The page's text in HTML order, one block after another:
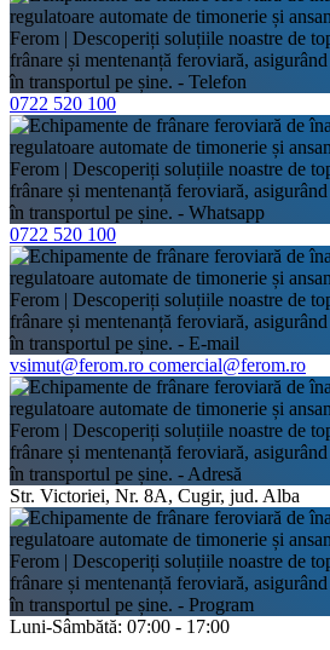
0722 520 100
0722 520 100
vsimut@ferom.ro comercial@ferom.ro
Str. Victoriei, Nr. 8A, Cugir, jud. Alba
Luni-Sâmbătă: 07:00 - 17:00